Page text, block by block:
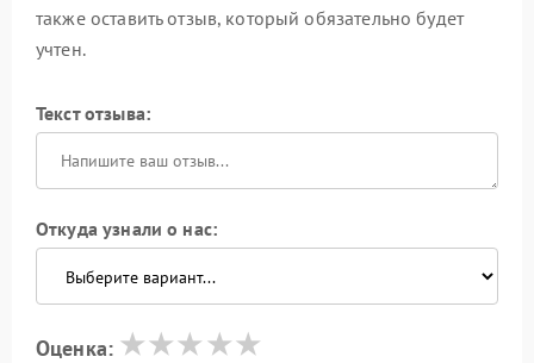
также оставить отзыв, который обязательно будет
учтен.
Текст отзыва:
Откуда узнали о нас:
Оценка: